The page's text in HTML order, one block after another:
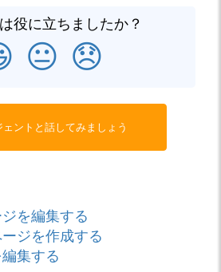
役に立ちましたか？
😐 😞
ェントと話してみましょう
を編集する
ジを作成する
集する